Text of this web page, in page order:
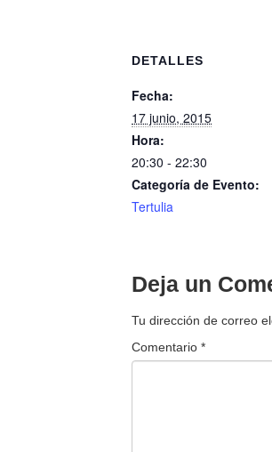
DETALLES
Fecha:
17 junio, 2015
Hora:
20:30 - 22:30
Categoría de Evento:
Tertulia
Deja un
Tu dirección de correo
Comentario *